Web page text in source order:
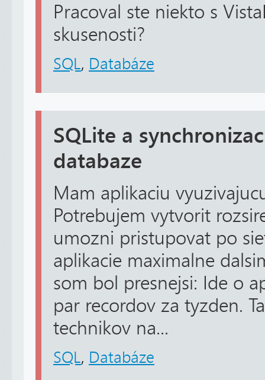
Pracoval ste niekto s
skusenosti?
SQL, Databáze
SQLite a
databaze
Mam aplikaciu
Potrebujem vytvorit
umozni pristupovat po
aplikacie maximalne
som bol presnejsi: Ide o
par recordov za tyzden.
technikov na...
SQL, Databáze